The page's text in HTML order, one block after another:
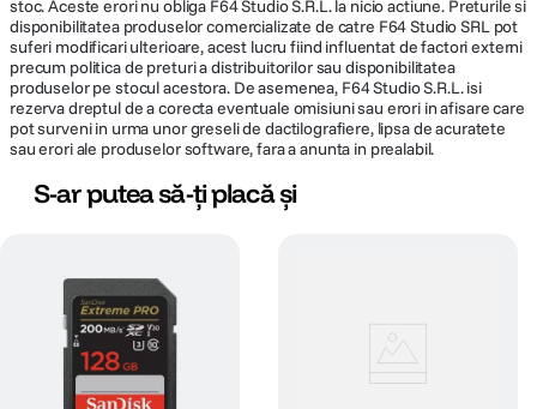
stoc. Aceste erori nu obliga F64 Studio S.R.L. la nicio actiune. Preturile si
disponibilitatea produselor comercializate de catre F64 Studio SRL pot
suferi modificari ulterioare, acest lucru fiind influentat de factori externi
precum politica de preturi a distribuitorilor sau disponibilitatea
produselor pe stocul acestora. De asemenea, F64 Studio S.R.L. isi
rezerva dreptul de a corecta eventuale omisiuni sau erori in afisare care
pot surveni in urma unor greseli de dactilografiere, lipsa de acuratete
sau erori ale produselor software, fara a anunta in prealabil.
S-ar putea să-ți placă și